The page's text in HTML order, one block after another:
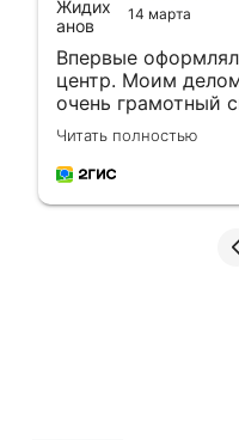
14 марта
Впервые
центр. Моим
очень грамотный
документов
удивило, что меня
даже если я
Подавался 02.02
Читать полностью